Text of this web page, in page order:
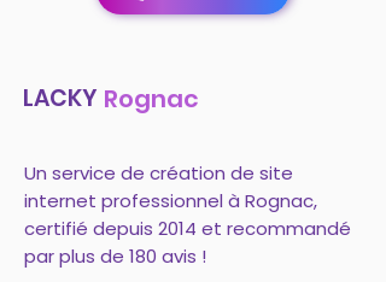
LACKY Rognac
Un service de création de site
internet professionnel à Rognac,
certifié depuis 2014 et recommandé
par plus de 180 avis !